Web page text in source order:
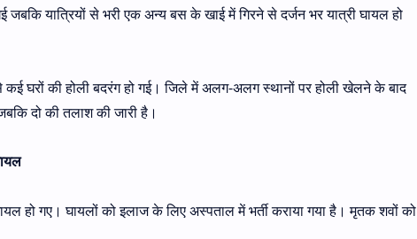
जबकि यात्रियों से भरी एक अन्य बस के खाई में गिरने से दर्जन भर यात्री घायल हो
घरों की होली बदरंग हो गई। जिले में अलग-अलग स्थानों पर होली खेलने के बाद
दो की तलाश की जारी है।
गए। घायलों को इलाज के लिए अस्पताल में भर्ती कराया गया है। मृतक शवों को